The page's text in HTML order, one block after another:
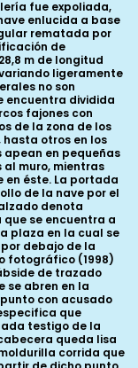
fue expoliada,
enlucida a base
rematada por
de
m de longitud
ligeramente
no son
encuentra dividida
fajones con
de la zona de los
hasta otros en los
apean en pequeñas
muro, mientras
en éste. La portada
de la nave por el
denota
se encuentra a
plaza en la cual se
debajo de la
fotográfico (1998)
de trazado
se abren en la
con acusado
que
testigo de la
queda lisa
corrida que